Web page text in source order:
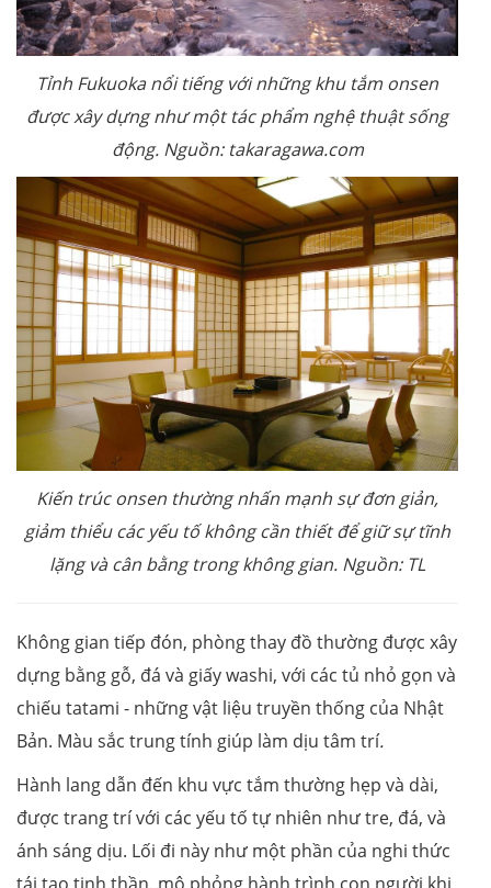
Tỉnh Fukuoka nổi tiếng với những khu tắm onsen
được xây dựng như một tác phẩm nghệ thuật sống
động. Nguồn: takaragawa.com
Kiến trúc onsen thường nhấn mạnh sự đơn giản,
giảm thiểu các yếu tố không cần thiết để giữ sự tĩnh
lặng và cân bằng trong không gian. Nguồn: TL
Không gian tiếp đón, phòng thay đồ thường được xây
dựng bằng gỗ, đá và giấy washi, với các tủ nhỏ gọn và
chiếu tatami - những vật liệu truyền thống của Nhật
Bản. Màu sắc trung tính giúp làm dịu tâm trí.
Hành lang dẫn đến khu vực tắm thường hẹp và dài,
được trang trí với các yếu tố tự nhiên như tre, đá, và
ánh sáng dịu. Lối đi này như một phần của nghi thức